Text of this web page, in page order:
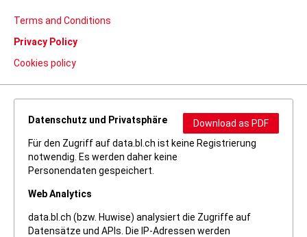
Terms and Conditions
Privacy Policy
Cookies policy
Download as PDF
Datenschutz und Privatsphäre
Für den Zugriff auf data.bl.ch ist keine Registrierung
notwendig. Es werden daher keine
Personendaten gespeichert.
Web Analytics
data.bl.ch (bzw. Huwise) analysiert die Zugriffe auf
Datensätze und APIs. Die IP-Adressen werden